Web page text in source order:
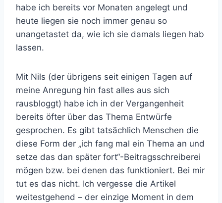
habe ich bereits vor Monaten angelegt und
heute liegen sie noch immer genau so
unangetastet da, wie ich sie damals liegen hab
lassen.
Mit Nils (der übrigens seit einigen Tagen auf
meine Anregung hin fast alles aus sich
rausbloggt) habe ich in der Vergangenheit
bereits öfter über das Thema Entwürfe
gesprochen. Es gibt tatsächlich Menschen die
diese Form der „ich fang mal ein Thema an und
setze das dan später fort“-Beitragsschreiberei
mögen bzw. bei denen das funktioniert. Bei mir
tut es das nicht. Ich vergesse die Artikel
weitestgehend – der einzige Moment in dem